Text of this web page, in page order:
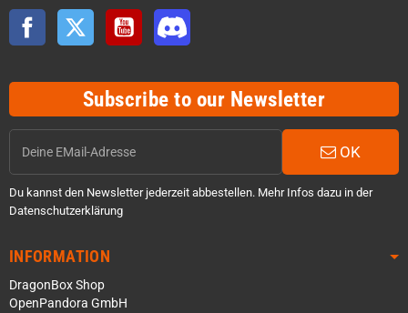
Facebook Twitter YouTube
Subscribe to our Newsletter
OK
Du kannst den Newsletter jederzeit abbestellen. Mehr Infos dazu in der
Datenschutzerklärung
INFORMATION
DragonBox Shop
OpenPandora GmbH